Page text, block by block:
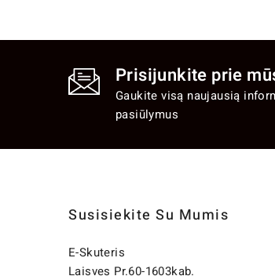
Prisijunkite prie
Gaukite visą naujausią
pasiūlymus
Susisiekite Su Mumis
E-Skuteris
Laisves Pr.60-1603kab.